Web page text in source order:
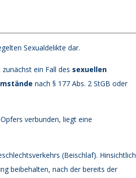
Sexualdelikte dar.
ein Fall des sexuellen
nach § 177 Abs. 2 StGB oder
verbunden, liegt eine
(Beischlaf). Hinsichtlich
beibehalten, nach der bereits der